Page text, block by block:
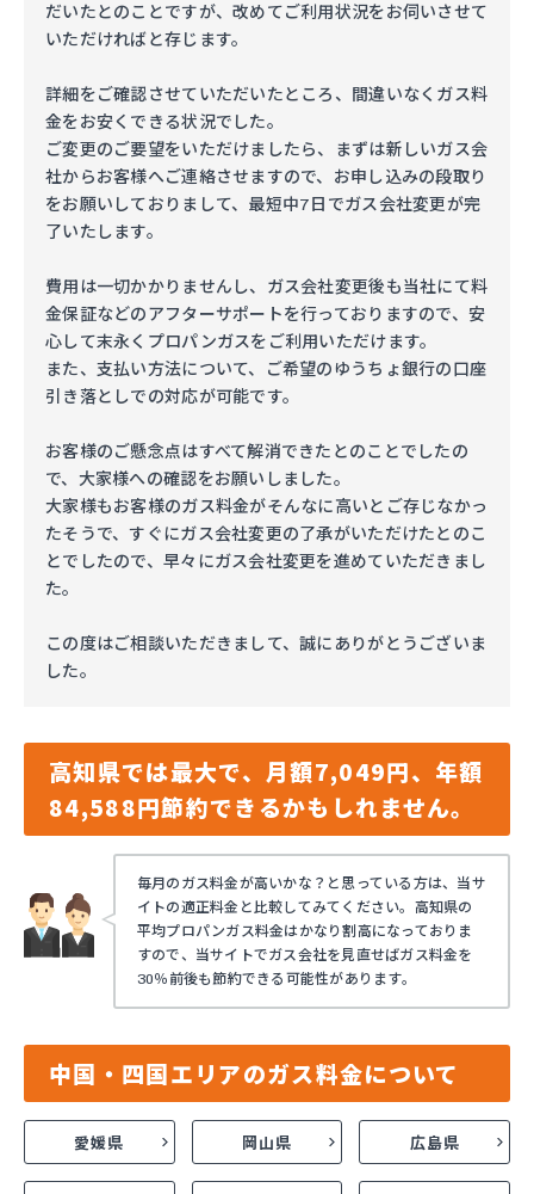
だいたとのことですが、改めてご利用状況をお伺いさせて
いただければと存じます。
詳細をご確認させていただいたところ、間違いなくガス料
金をお安くできる状況でした。
ご変更のご要望をいただけましたら、まずは新しいガス会
社からお客様へご連絡させますので、お申し込みの段取り
をお願いしておりまして、最短中7日でガス会社変更が完
了いたします。
費用は一切かかりませんし、ガス会社変更後も当社にて料
金保証などのアフターサポートを行っておりますので、安
心して末永くプロパンガスをご利用いただけます。
また、支払い方法について、ご希望のゆうちょ銀行の口座
引き落としでの対応が可能です。
お客様のご懸念点はすべて解消できたとのことでしたの
で、大家様への確認をお願いしました。
大家様もお客様のガス料金がそんなに高いとご存じなかっ
たそうで、すぐにガス会社変更の了承がいただけたとのこ
とでしたので、早々にガス会社変更を進めていただきまし
た。
この度はご相談いただきまして、誠にありがとうございま
した。
高知県では最大で、月額7,049円、年額
84,588円節約できるかもしれません。
毎月のガス料金が高いかな？と思っている方は、当サ
イトの適正料金と比較してみてください。高知県の
平均プロパンガス料金はかなり割高になっておりま
すので、当サイトでガス会社を見直せばガス料金を
30％前後も節約できる可能性があります。
中国・四国エリアのガス料金について
愛媛県 岡山県 広島県